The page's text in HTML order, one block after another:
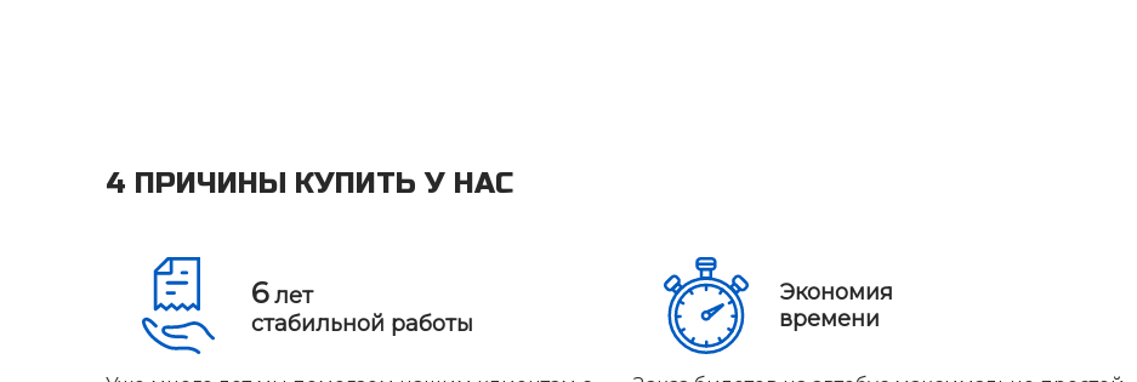
4 ПРИЧИНЫ КУПИТЬ У НАС
6лет
стабильной работы
Экономия
времени